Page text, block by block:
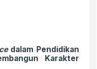
dalam Pendidikan
Karakter